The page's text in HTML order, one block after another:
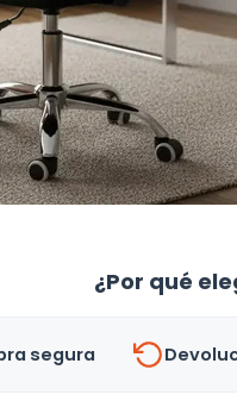
¿Por qué
segura